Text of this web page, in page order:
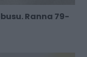
Ranna 79-